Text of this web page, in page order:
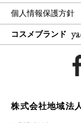
個人情報保護方針
コスメブランド
株式会社地域法